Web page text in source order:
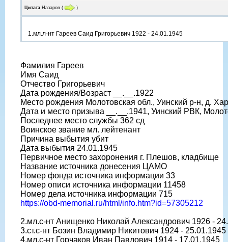
Цитата Назаров ( )
1.мл.л-нт Гареев Саид Григорьевич 1922 - 24.01.1945
Фамилия Гареев
Имя Саид
Отчество Григорьевич
Дата рождения/Возраст __.__.1922
Место рождения Молотовская обл., Уинский р-н, д.
Дата и место призыва __.__.1941, Уинский РВК,
Последнее место службы 362 сд
Воинское звание мл. лейтенант
Причина выбытия убит
Дата выбытия 24.01.1945
Первичное место захоронения г. Плешов, кладбище
Название источника донесения ЦАМО
Номер фонда источника информации 33
Номер описи источника информации 11458
Номер дела источника информации 715
https://obd-memorial.ru/html/info.htm?id=57305212
2.мл.с-нт Анищенко Николай Александрович 1926 -
3.ст.с-нт Бозин Владимир Никитович 1924 - 25.01.1945
4.мл.с-нт Горчаков Иван Павлович 1914 - 17.01.1945